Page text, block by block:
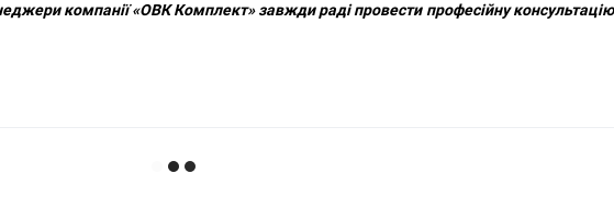
компанії«ОВК Комплект»завжди раді провести професійну